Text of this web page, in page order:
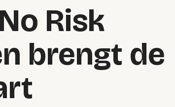
Risk
brengt de